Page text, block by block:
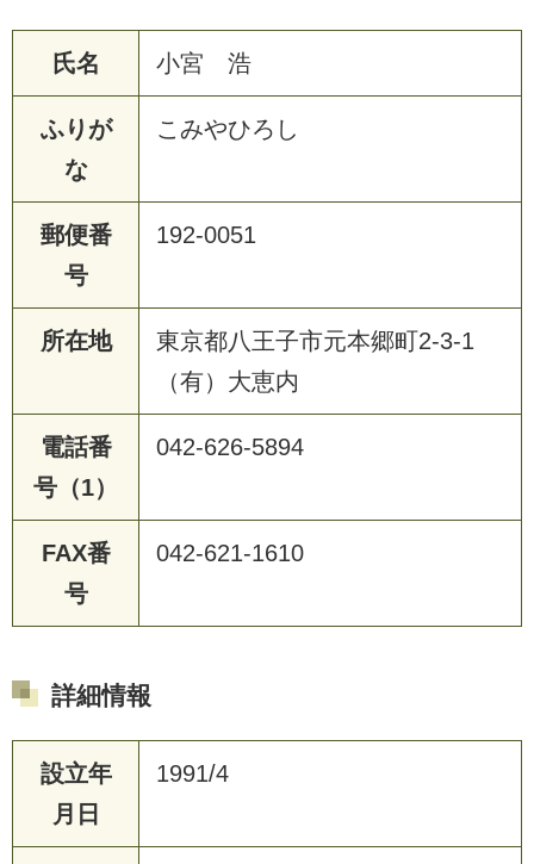
氏名 小宮 浩
ふりが
な
こみやひろし
郵便番
号
192-0051
所在地
東京都八王子市元本郷町2-3-1
（有）大恵内
電話番
号（1）
042-626-5894
FAX番
号
042-621-1610
詳細情報
設立年
月日
1991/4